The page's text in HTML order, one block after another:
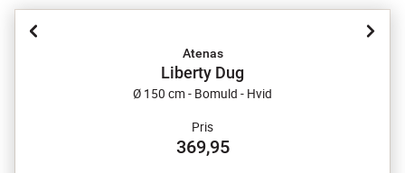
Atenas
Liberty Dug
Ø 150 cm - Bomuld - Hvid
Pris
369,95